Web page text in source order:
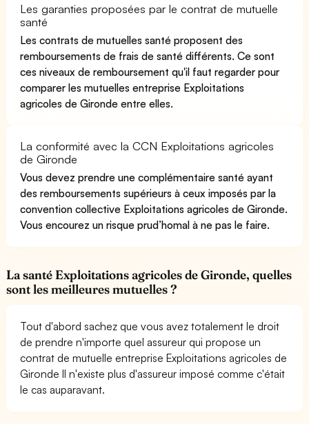
Les garanties proposées par le contrat de mutuelle
santé
Les contrats de mutuelles santé proposent des
remboursements de frais de santé différents. Ce sont
ces niveaux de remboursement qu'il faut regarder pour
comparer les mutuelles entreprise Exploitations
agricoles de Gironde entre elles.
La conformité avec la CCN Exploitations agricoles
de Gironde
Vous devez prendre une complémentaire santé ayant
des remboursements supérieurs à ceux imposés par la
convention collective Exploitations agricoles de Gironde.
Vous encourez un risque prud’homal à ne pas le faire.
La santé Exploitations agricoles de Gironde, quelles
sont les meilleures mutuelles ?
Tout d'abord sachez que vous avez totalement le droit
de prendre n'importe quel assureur qui propose un
contrat de mutuelle entreprise Exploitations agricoles de
Gironde Il n'existe plus d'assureur imposé comme c'était
le cas auparavant.